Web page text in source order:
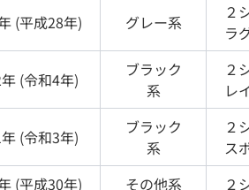
(平成28年) グレー系 ２
ラ
年 (令和4年)
ブラック
系
２
レ
年 (令和3年)
ブラック
系
２
ス
(平成30年) その他系 ２